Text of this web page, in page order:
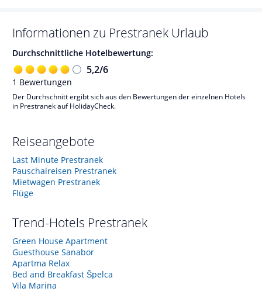
Informationen zu Prestranek Urlaub
Durchschnittliche Hotelbewertung:
5,2/6
1 Bewertungen
Der Durchschnitt ergibt sich aus den Bewertungen der einzelnen Hotels
in Prestranek auf HolidayCheck.
Reiseangebote
Last Minute Prestranek
Pauschalreisen Prestranek
Mietwagen Prestranek
Flüge
Trend-Hotels Prestranek
Green House Apartment
Guesthouse Sanabor
Apartma Relax
Bed and Breakfast Špelca
Vila Marina